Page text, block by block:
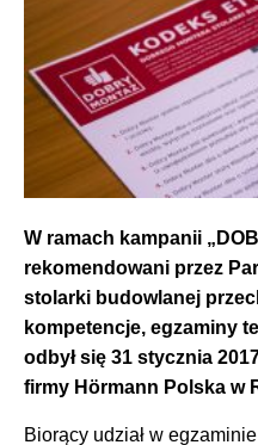
W ramach kampanii
rekomendowani przez
stolarki budowlanej
kompetencje, egzaminy
odbył się 31 stycznia
firmy Hörmann Polska w
Biorący udział w